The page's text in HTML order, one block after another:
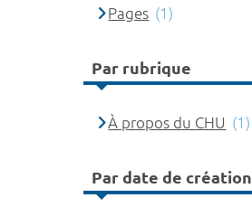
Pages (1)
Par rubrique
À propos du CHU (1)
Par date de création